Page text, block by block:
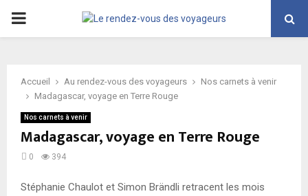
PRIMARY
Accueil Au rendez-vous des voyageurs
Nos carnets à venir
Madagascar, voyage en Terre Rouge
Nos carnets à venir
Madagascar, voyage en Terre Rouge
0 394
Stéphanie Chaulot et Simon Brändli retracent les mois